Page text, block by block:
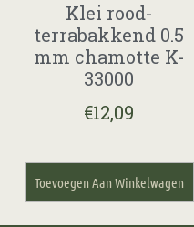
Klei rood-
terrabakkend 0.5
mm chamotte K-
33000
€12,09
Toevoegen Aan Winkelwagen